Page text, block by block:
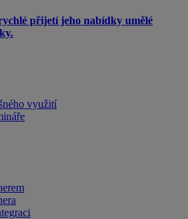
přijetí jeho nabídky umělé
využití